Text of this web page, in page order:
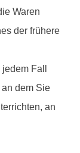
Waren
der frühere
Fall
dem Sie
an